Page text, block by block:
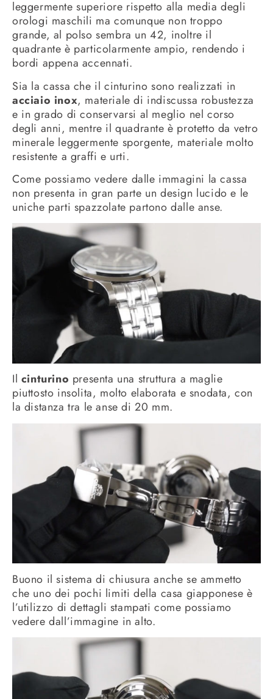
leggermente superiore rispetto alla media degli
orologi maschili ma comunque non troppo
grande, al polso sembra un 42, inoltre il
quadrante è particolarmente ampio, rendendo i
bordi appena accennati.
Sia la cassa che il cinturino sono realizzati in
acciaio inox, materiale di indiscussa robustezza
e in grado di conservarsi al meglio nel corso
degli anni, mentre il quadrante è protetto da vetro
minerale leggermente sporgente, materiale molto
resistente a graffi e urti.
Come possiamo vedere dalle immagini la cassa
non presenta in gran parte un design lucido e le
uniche parti spazzolate partono dalle anse.
Il cinturino presenta una struttura a maglie
piuttosto insolita, molto elaborata e snodata, con
la distanza tra le anse di 20 mm.
Buono il sistema di chiusura anche se ammetto
che uno dei pochi limiti della casa giapponese è
l’utilizzo di dettagli stampati come possiamo
vedere dall’immagine in alto.